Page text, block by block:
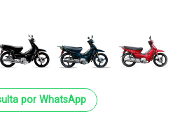
por WhatsApp